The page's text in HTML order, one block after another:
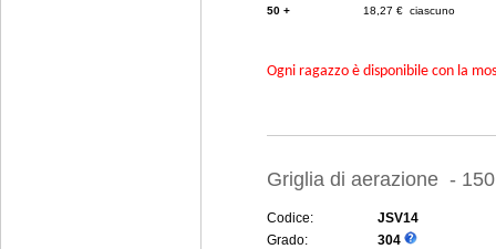
50 + 18,27 € ciascuno
Ogni ragazzo è disponibile con la
Griglia di aerazione -
Codice:
JSV14
Grado:
304